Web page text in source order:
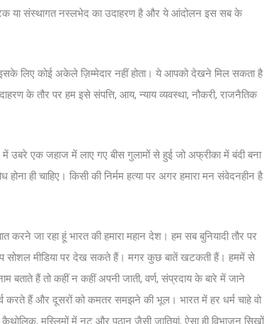
या संस्थागत नस्लभेद का उदाहरण है और ये आंदोलन इस सब के
लिए कोई अकेले ज़िम्मेदार नहीं होता। ये आपको देखने मिल सकता है
के तौर पर हम इसे संपत्ति, आय, न्याय व्यवस्था, नौकरी, राजनैतिक
उबरे एक जहाज में लाए गए बीस गुलामों से हुई जो अफ्रीका में बंदी बना
ही चाहिए। किसी की निर्मम हत्या पर अगर हमारा मन संवेदनहीन है
करने जा रहा हूं भारत की हमारा महान देश। हम सब बुनियादी तौर पर
मीडिया पर देख सकते हैं। मगर कुछ बातें खटकती हैं। हममें से
हैं तो कहीं न कहीं अपनी जाती, वर्ण, संप्रदाय के बारे में जाने
करते हैं और दूसरों को कमतर समझने की भूल। भारत में हर धर्म चाहे वो
मुस्लिमों में नट और पठान जैसी जातियां, ऐसा ही विभाजन सिखों